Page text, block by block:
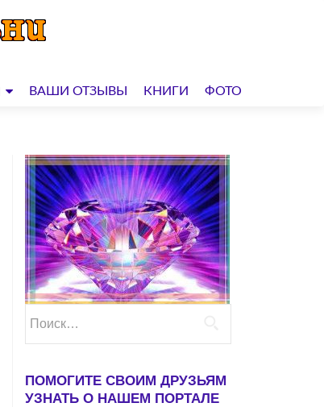
ВАШИ ОТЗЫВЫ КНИГИ ФОТО
ПОМОГИТЕ СВОИМ ДРУЗЬЯМ
УЗНАТЬ О НАШЕМ ПОРТАЛЕ